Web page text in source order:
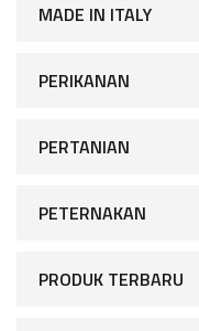
MADE IN ITALY
PERIKANAN
PERTANIAN
PETERNAKAN
PRODUK TERBARU